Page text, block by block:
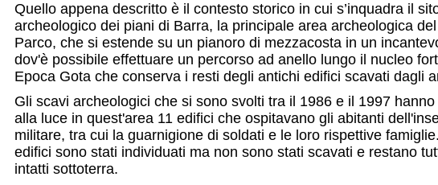
Quello appena descritto è il contesto storico in cui s’inquadra il
archeologico dei piani di Barra, la principale area archeologica del
Parco, che si estende su un pianoro di mezzacosta in un
dov'è possibile effettuare un percorso ad anello lungo il nucleo
Epoca Gota che conserva i resti degli antichi edifici scavati dagli
Gli scavi archeologici che si sono svolti tra il 1986 e il 1997
alla luce in quest'area 11 edifici che ospitavano gli abitanti
militare, tra cui la guarnigione di soldati e le loro rispettive
edifici sono stati individuati ma non sono stati scavati e restano
intatti sottoterra.